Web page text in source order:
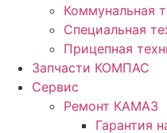
Коммунальная
Специальная
Прицепная
Запчасти КОМПАС
Сервис
Ремонт КАМАЗ
Гарантия